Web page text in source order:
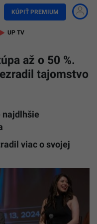
KÚPIŤ PREMIUM
UP TV
až o 50 %.
tajomstvo
najdlhšie
viac o svojej